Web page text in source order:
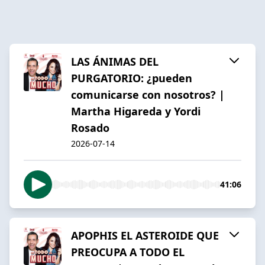
LAS ÁNIMAS DEL
PURGATORIO: ¿pueden
comunicarse con nosotros? |
Martha Higareda y Yordi
Rosado
2026-07-14
41:06
APOPHIS EL ASTEROIDE QUE
PREOCUPA A TODO EL